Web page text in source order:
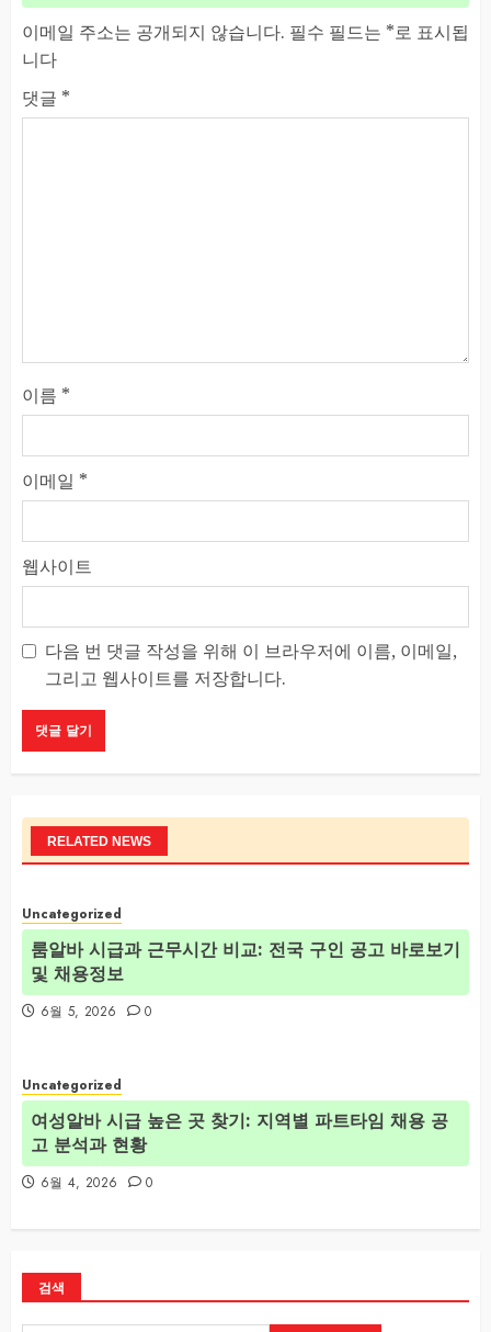
이메일 주소는 공개되지 않습니다. 필수 필드는 *로 표시됩
니다
댓글 *
이름 *
이메일 *
웹사이트
다음 번 댓글 작성을 위해 이 브라우저에 이름, 이메일,
그리고 웹사이트를 저장합니다.
RELATED NEWS
Uncategorized
룸알바 시급과 근무시간 비교: 전국 구인 공고 바로보기
및 채용정보
6월 5, 2026 0
Uncategorized
여성알바 시급 높은 곳 찾기: 지역별 파트타임 채용 공
고 분석과 현황
6월 4, 2026 0
검색